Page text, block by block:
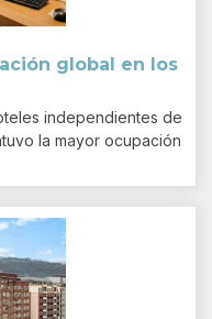
global en los
independientes de
la mayor ocupación